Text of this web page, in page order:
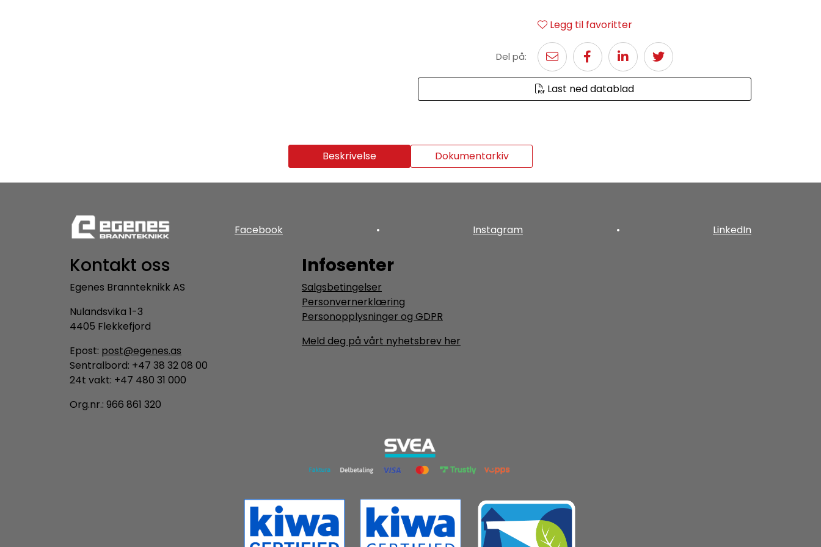
Legg til favoritter
Del på:
Last ned datablad
Beskrivelse Dokumentarkiv
Facebook • Instagram • LinkedIn
Kontakt oss
Egenes Brannteknikk AS
Nulandsvika 1-3
4405 Flekkefjord
Epost: post@egenes.as
Sentralbord: +47 38 32 08 00
24t vakt: +47 480 31 000
Org.nr.: 966 861 320
Infosenter
Salgsbetingelser
Personvernerklæring
Personopplysninger og GDPR
Meld deg på vårt nyhetsbrev her